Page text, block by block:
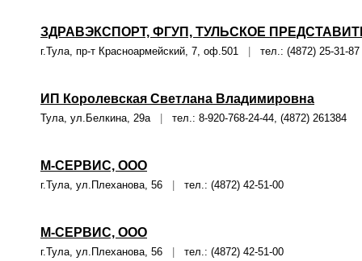
ЗДРАВЭКСПОРТ, ФГУП, ТУЛЬСКОЕ
г.Тула, пр-т Красноармейский, 7, оф.501 тел.: (4872) 25-31-87
ИП Королевская Светлана Владимировна
Тула, ул.Белкина, 29а тел.: 8-920-768-24-44, (4872) 261384
М-СЕРВИС, ООО
г.Тула, ул.Плеханова, 56 тел.: (4872) 42-51-00
М-СЕРВИС, ООО
г.Тула, ул.Плеханова, 56 тел.: (4872) 42-51-00